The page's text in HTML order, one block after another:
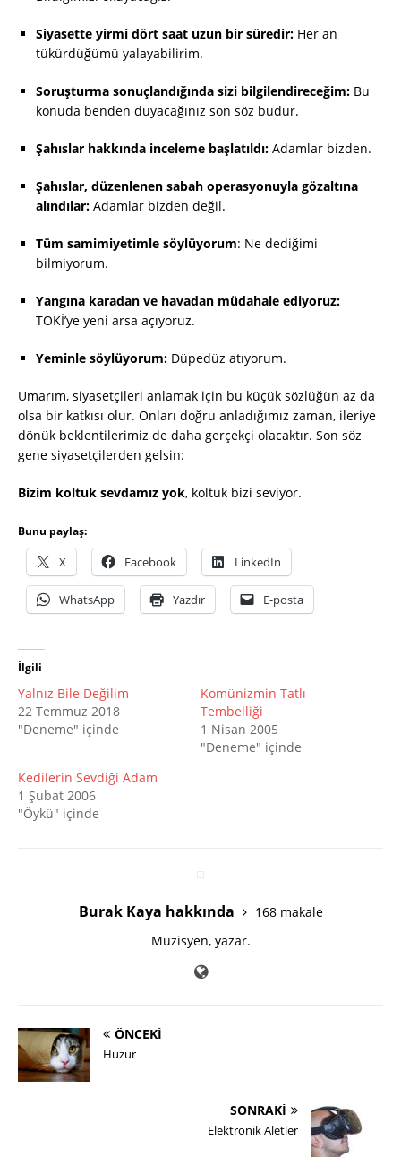
Siyasette yirmi dört saat uzun bir süredir: Her an
tükürdüğümü yalayabilirim.
Soruşturma sonuçlandığında sizi bilgilendireceğim: Bu
konuda benden duyacağınız son söz budur.
Şahıslar hakkında inceleme başlatıldı: Adamlar bizden.
Şahıslar, düzenlenen sabah operasyonuyla gözaltına
alındılar: Adamlar bizden değil.
Tüm samimiyetimle söylüyorum: Ne dediğimi
bilmiyorum.
Yangına karadan ve havadan müdahale ediyoruz:
TOKİ’ye yeni arsa açıyoruz.
Yeminle söylüyorum: Düpedüz atıyorum.
Umarım, siyasetçileri anlamak için bu küçük sözlüğün az da
olsa bir katkısı olur. Onları doğru anladığımız zaman, ileriye
dönük beklentilerimiz de daha gerçekçi olacaktır. Son söz
gene siyasetçilerden gelsin:
Bizim koltuk sevdamız yok, koltuk bizi seviyor.
Bunu paylaş:
X Facebook LinkedIn
WhatsApp Yazdır E-posta
İlgili
Yalnız Bile Değilim
22 Temmuz 2018
"Deneme" içinde
Komünizmin Tatlı
Tembelliği
1 Nisan 2005
"Deneme" içinde
Kedilerin Sevdiği Adam
1 Şubat 2006
"Öykü" içinde
Burak Kaya hakkında
168 makale
Müzisyen, yazar.
ÖNCEKI
Huzur
SONRAKI
Elektronik Aletler